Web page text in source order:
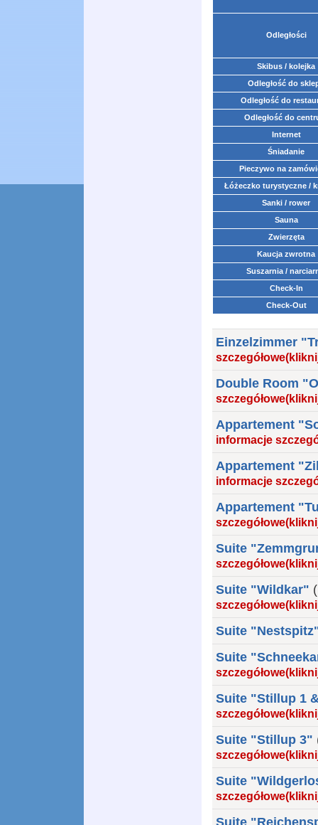
Odległości
Skibus / kolejka
Odległość do
Odległość do
Odległość do
Internet
Śniadanie
Pieczywo na
Łóżeczko turystyczne /
Sanki / rower
Sauna
Zwierzęta
Kaucja zwrotna
Suszarnia /
Check-In
Check-Out
Einzelzimmer
Double Room
Appartement
informacje
Appartement
informacje
Appartement
Suite
Suite "Wildkar"
Suite
Suite
Suite "Stillup 1
Suite "Stillup 3"
Suite
Suite